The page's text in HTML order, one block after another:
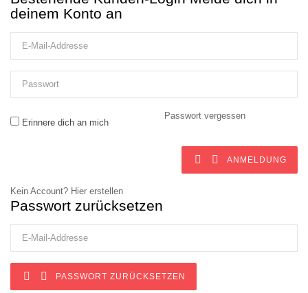
deinem Konto an
Erinnere dich an mich
Passwort vergessen
  ANMELDUNG
Kein Account? Hier erstellen
Passwort zurücksetzen
  PASSWORT ZURÜCKSETZEN